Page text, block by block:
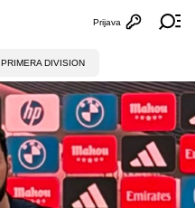
Otvori
Prijava
PRIMERA DIVISION